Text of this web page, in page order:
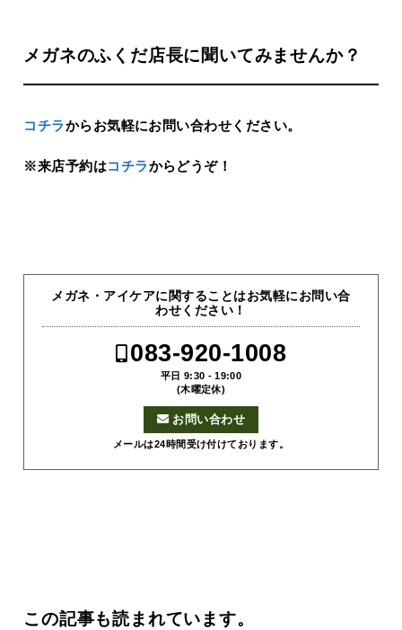
メガネのふくだ店長に聞いてみませんか？
コチラからお気軽にお問い合わせください。
※来店予約はコチラからどうぞ！
メガネ・アイケアに関することはお気軽にお問い合
わせください！
083-920-1008
平日 9:30 - 19:00
(木曜定休)
お問い合わせ
メールは24時間受け付けております。
この記事も読まれています。